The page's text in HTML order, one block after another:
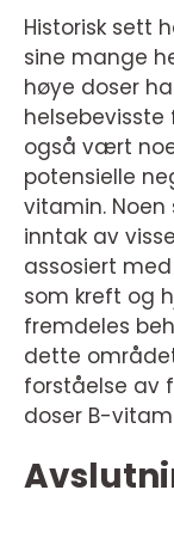
Historisk sett
sine mange
høye doser
helsebevisste
også vært
potensielle
vitamin.
inntak av
assosiert
som kreft og
fremdeles
dette
forståelse av
doser B-